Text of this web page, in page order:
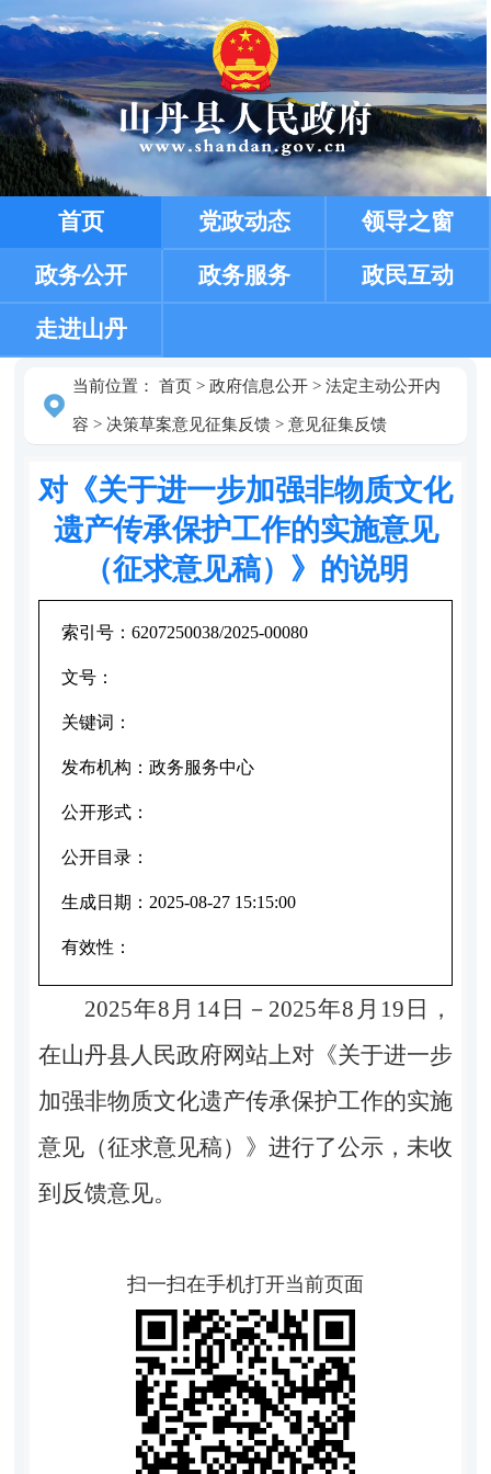
首页 党政动态 领导之窗
政务公开 政务服务 政民互动
走进山丹
当前位置： 首页> 政府信息公开> 法定主动公开内
容 > 决策草案意见征集反馈> 意见征集反馈
对《关于进一步加强非物质文化
遗产传承保护工作的实施意见
（征求意见稿）》的说明
索引号： 6207250038/2025-00080
文号：
关键词：
发布机构： 政务服务中心
公开形式：
公开目录：
生成日期： 2025-08-27 15:15:00
有效性：
2025年8月14日－2025年8月19日，
在山丹县人民政府网站上对 《关于进一步
加强非物质文化遗产传承保护工作的实施
意见（征求意见稿） 》进行了公示，未收
到反馈意见。
扫一扫在手机打开当前页面